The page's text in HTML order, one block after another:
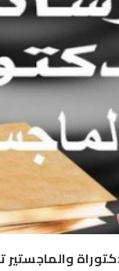
والماجستير